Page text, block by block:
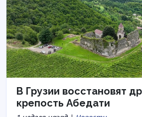
В Грузии восстановят
крепость Абедати